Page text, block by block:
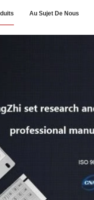
Au Sujet De Nous